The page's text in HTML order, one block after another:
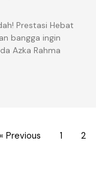
Prestasi Hebat
bangga ingin
Azka Rahma
« Previous 1 2